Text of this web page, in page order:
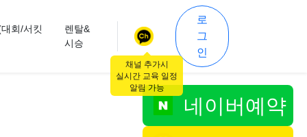
회/서킷
렌탈&
시승
로
그
인
네이버예약
채널 추가시
실시간 교육 일정
알림 가능